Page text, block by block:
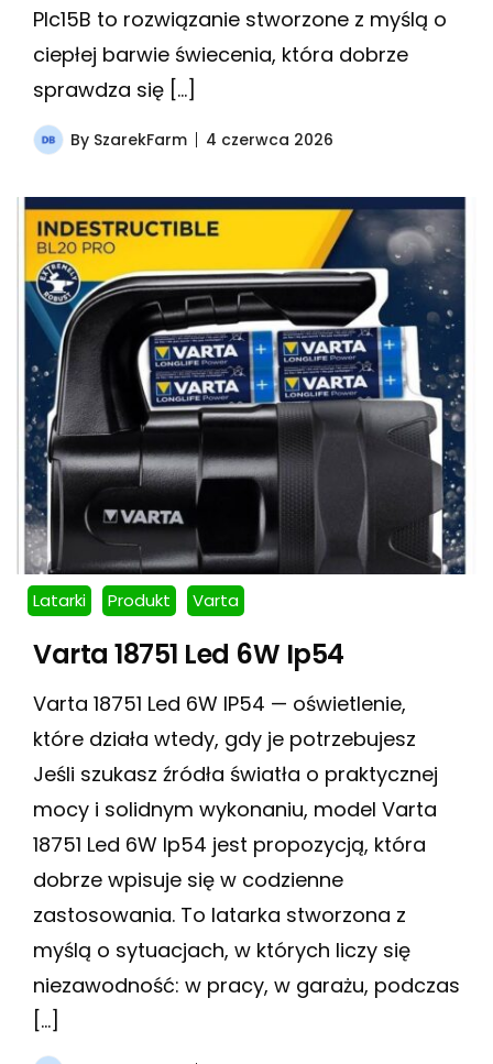
Plc15B to rozwiązanie stworzone z myślą o
ciepłej barwie świecenia, która dobrze
sprawdza się […]
By SzarekFarm 4 czerwca 2026
Latarki Produkt Varta
Varta 18751 Led 6W Ip54
Varta 18751 Led 6W IP54 — oświetlenie,
które działa wtedy, gdy je potrzebujesz
Jeśli szukasz źródła światła o praktycznej
mocy i solidnym wykonaniu, model Varta
18751 Led 6W Ip54 jest propozycją, która
dobrze wpisuje się w codzienne
zastosowania. To latarka stworzona z
myślą o sytuacjach, w których liczy się
niezawodność: w pracy, w garażu, podczas
[…]